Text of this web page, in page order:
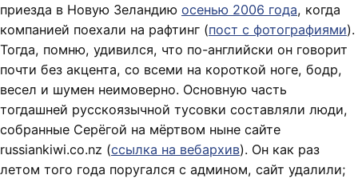
приезда в Новую Зеландию осенью 2006 года, когда
компанией поехали на рафтинг (пост с фотографиями).
Тогда, помню, удивился, что по-английски он говорит
почти без акцента, со всеми на короткой ноге, бодр,
весел и шумен неимоверно. Основную часть
тогдашней русскоязычной тусовки составляли люди,
собранные Серёгой на мёртвом ныне сайте
russiankiwi.co.nz (ссылка на вебархив). Он как раз
летом того года поругался с админом, сайт удалили;